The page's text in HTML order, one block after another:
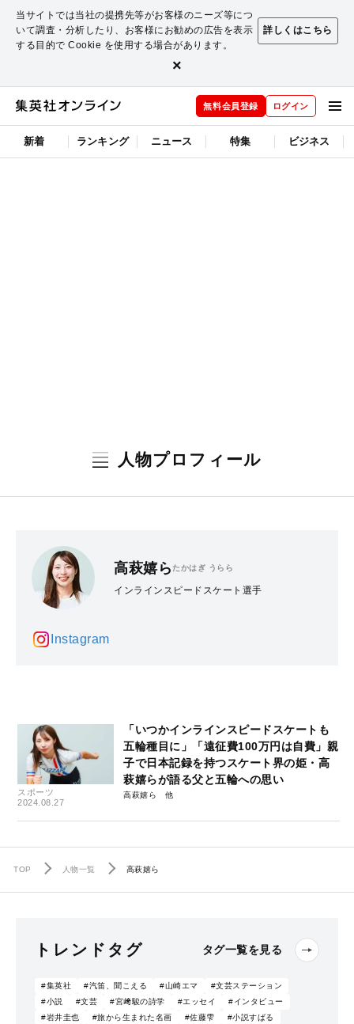
当サイトでは当社の提携先等がお客様のニーズ等につ
いて調査・分析したり、お客様にお勧めの広告を表示
する目的で Cookie を使用する場合があります。
詳しくはこちら
×
無料会員登録 ログイン
新着 ランキング ニュース 特集 ビジネス
人物プロフィール
高萩嬉ら たかはぎ うらら
インラインスピードスケート選手
Instagram
スポーツ
2024.08.27
「いつかインラインスピードスケートも
五輪種目に」「遠征費100万円は自費」親
子で日本記録を持つスケート界の姫・高
萩嬉らが語る父と五輪への思い
高萩嬉ら
TOP 人物一覧 高萩嬉ら
トレンドタグ タグ一覧を見る
#集英社 #汽笛、聞こえる #山崎エマ
#文芸ステーション
#小説
#文芸 #宮﨑駿の詩学 #エッセイ
#インタビュー
#岩井圭也
#旅から生まれた名画 #佐藤雫
#小説すばる